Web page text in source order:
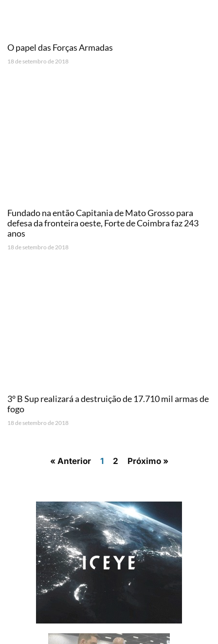
O papel das Forças Armadas
18 de setembro de 2018
Fundado na então Capitania de Mato Grosso para
defesa da fronteira oeste, Forte de Coimbra faz 243
anos
18 de setembro de 2018
3° B Sup realizará a destruição de 17.710 mil armas de
fogo
18 de setembro de 2018
« Anterior 1 2 Próximo »